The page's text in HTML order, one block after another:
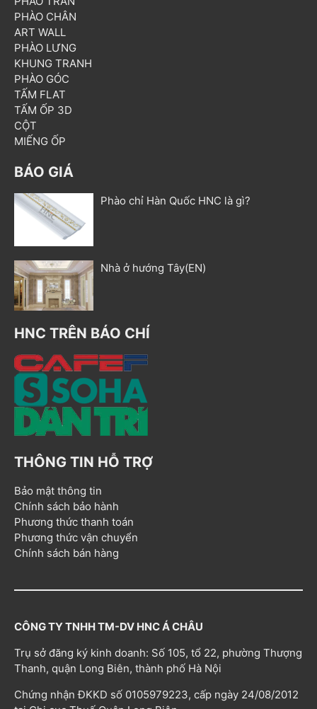
PHÀO CHÂN
ART WALL
PHÀO LƯNG
KHUNG TRANH
PHÀO GÓC
TẤM FLAT
TẤM ỐP 3D
CỘT
MIẾNG ỐP
BÁO GIÁ
Phào chỉ Hàn Quốc HNC là gì?
Nhà ở hướng Tây(EN)
HNC TRÊN BÁO CHÍ
THÔNG TIN HỖ TRỢ
Bảo mật thông tin
Chính sách bảo hành
Phương thức thanh toán
Phương thức vận chuyển
Chính sách bán hàng
CÔNG TY TNHH TM-DV HNC Á CHÂU
Trụ sở đăng ký kinh doanh: Số 105, tổ 22, phường Thượng
Thanh, quận Long Biên, thành phố Hà Nội
Chứng nhận ĐKKD số 0105979223, cấp ngày 24/08/2012